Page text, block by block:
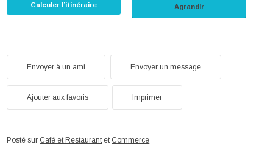
Calculer l’itinéraire Agrandir
Envoyer à un ami Envoyer un message
Ajouter aux favoris Imprimer
Posté sur Café et Restaurant et Commerce